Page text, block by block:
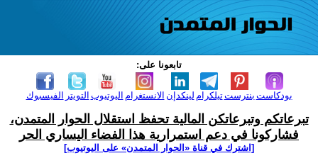
تابعونا على:
الفيسبوك التويتر اليوتيوب الانستغرام لينكدإن تيلكرامبنترست بودكاست
تبرعاتكم وتبرعاتكن المالية تحفظ استقلال الحوار المتمدن،
فشاركونا في دعم استمرارية هذا الفضاء اليساري الحر
[اشترك في قناة ‫«الحوار المتمدن» على اليوتيوب]